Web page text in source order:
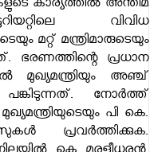
കാര്യത്തിൽ അന്തിമ
വിവിധ
മറ്റ് മന്ത്രിമാരുടെയും
ഭരണത്തിന്റെ പ്രധാന
മുഖ്യമന്ത്രിയും അഞ്ച്
നോർത്ത്
പി കെ.
പ്രവർത്തിക്കുക.